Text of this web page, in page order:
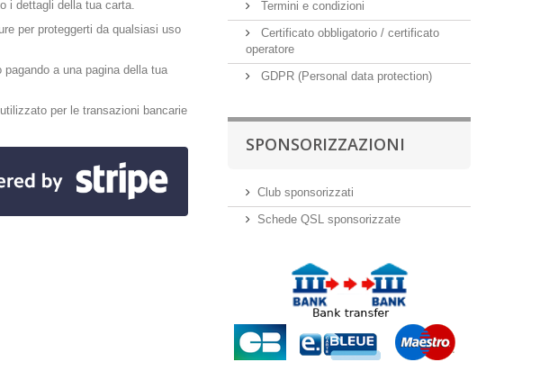
i dettagli della tua carta.
per proteggerti da qualsiasi uso
a una pagina della tua
per le transazioni bancarie
Termini e condizioni
Certificato obbligatorio / certificato
operatore
GDPR (Personal data protection)
SPONSORIZZAZIONI
Club sponsorizzati
Schede QSL sponsorizzate